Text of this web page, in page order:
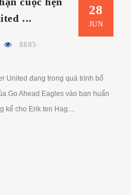
28
JUN
...
8885
United đang trong quá trình bổ
Go Ahead Eagles vào ban huấn
cho Erik ten Hag....